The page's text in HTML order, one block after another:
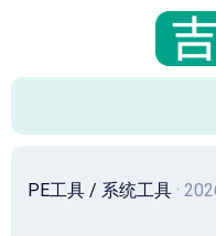
容
PE工具 / 系统工具 ·